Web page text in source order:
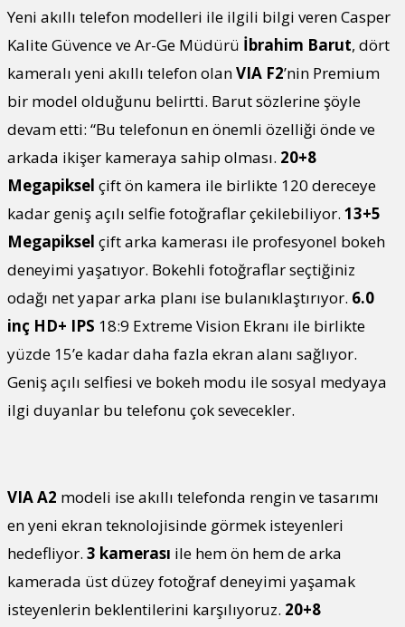
Yeni akıllı telefon modelleri ile ilgili bilgi veren Casper
Kalite Güvence ve Ar-Ge Müdürü İbrahim Barut, dört
kameralı yeni akıllı telefon olanVIA F2’nin Premium
bir model olduğunu belirtti. Barut sözlerine şöyle
devam etti: “Bu telefonun en önemli özelliği önde ve
arkada ikişer kameraya sahip olması. 20+8
Megapiksel çift ön kamera ile birlikte 120 dereceye
kadar geniş açılı selfie fotoğraflar çekilebiliyor. 13+5
Megapiksel çift arka kamerası ile profesyonel bokeh
deneyimi yaşatıyor. Bokehli fotoğraflar seçtiğiniz
odağı net yapar arka planı ise bulanıklaştırıyor. 6.0
inç HD+ IPS 18:9 Extreme Vision Ekranı ile birlikte
yüzde 15’e kadar daha fazla ekran alanı sağlıyor.
Geniş açılı selfiesi ve bokeh modu ile sosyal medyaya
ilgi duyanlar bu telefonu çok sevecekler.
VIA A2 modeli ise akıllı telefonda rengin ve tasarımı
en yeni ekran teknolojisinde görmek isteyenleri
hedefliyor. 3 kamerası ile hem ön hem de arka
kamerada üst düzey fotoğraf deneyimi yaşamak
isteyenlerin beklentilerini karşılıyoruz. 20+8